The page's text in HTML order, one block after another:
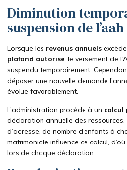
Diminution
suspension de l’aah
Lorsque les revenus annuels
plafond autorisé, le versement de
suspendu temporairement.
déposer une nouvelle demande
évolue favorablement.
L’administration procède à un calcul
déclaration annuelle des
d’adresse, de nombre d’enfants à
matrimoniale influence ce calcul,
lors de chaque déclaration.